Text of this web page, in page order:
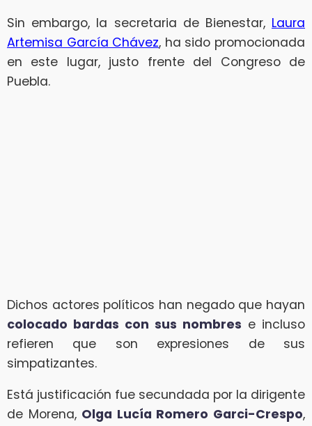
Sin embargo, la secretaria de Bienestar, Laura
Artemisa García Chávez, ha sido promocionada
en este lugar, justo frente del Congreso de
Puebla.
Dichos actores políticos han negado que hayan
colocado bardas con sus nombres e incluso
refieren que son expresiones de sus
simpatizantes.
Está justificación fue secundada por la dirigente
de Morena, Olga Lucía Romero Garci-Crespo,